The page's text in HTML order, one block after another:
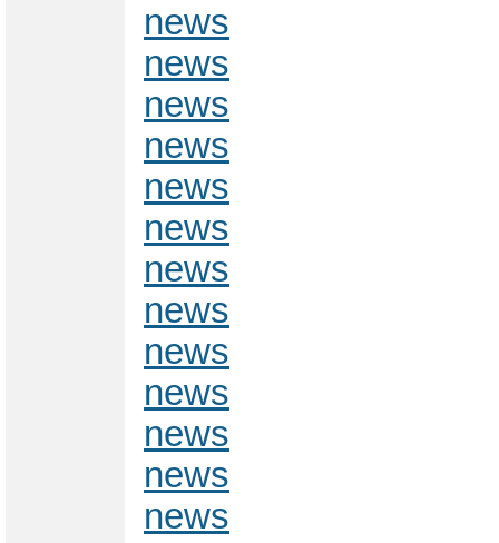
news
news
news
news
news
news
news
news
news
news
news
news
news